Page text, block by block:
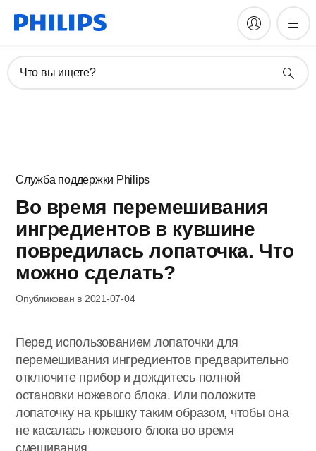
Что вы ищете?
Служба поддержки Philips
Во время перемешивания
ингредиентов в кувшине
повредилась лопаточка. Что
можно сделать?
Опубликован в 2021-07-04
Перед использованием лопаточки для
перемешивания ингредиентов предварительно
отключите прибор и дождитесь полной
остановки ножевого блока. Или положите
лопаточку на крышку таким образом, чтобы она
не касалась ножевого блока во время
смешивания.